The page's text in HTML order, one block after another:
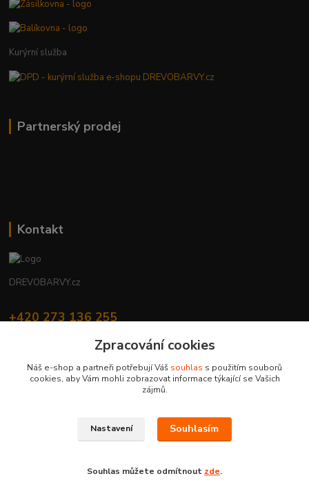
Kurýrní služba
Partnerský prodej
Kontakt
DREVOBARVY.cz
+420 273 136 255
Vytvořeno na
Eshop-rychle.cz
Zpracování cookies
Náš e-shop a partneři potřebují Váš souhlas s použitím souborů
cookies, aby Vám mohli zobrazovat informace týkající se Vašich
zájmů.
Nastavení Souhlasím
Souhlas můžete odmítnout zde.